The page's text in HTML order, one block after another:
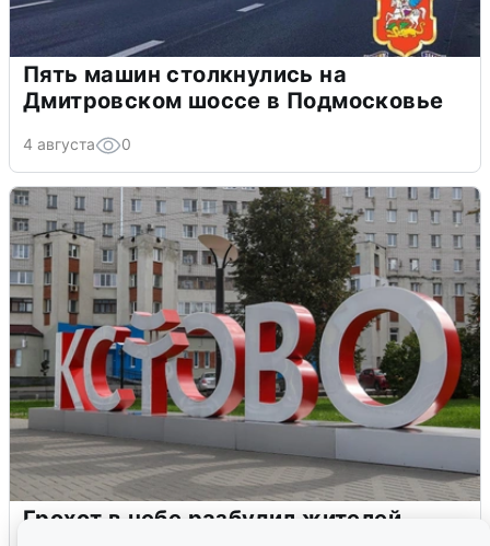
Пять машин столкнулись на
Дмитровском шоссе в Подмосковье
4 августа 0
Грохот в небе разбудил жителей